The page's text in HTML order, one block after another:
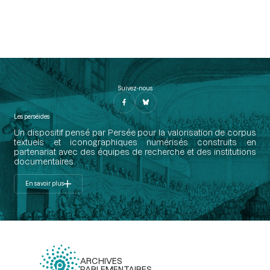
Suivez-nous
Les perséides
Un dispositif pensé par Persée pour la valorisation de corpus
textuels et iconographiques numérisés construits en
partenariat avec des équipes de recherche et des institutions
documentaires.
En savoir plus
ARCHIVES